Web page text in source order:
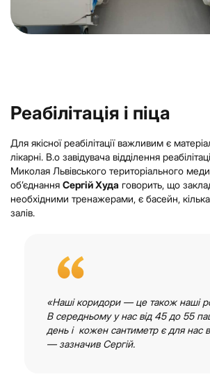
Реабілітація і піца
Для якісної реабілітації важливим є
лікарні. В.о завідувача відділення
Миколая Львівського територіального
об’єднання Сергій Худа говорить, що
необхідними тренажерами, є басейн, кілька
залів.
«Наші коридори — це також наші
В середньому у нас від 45 до 55
день і кожен сантиметр є для нас
— зазначив Сергій.